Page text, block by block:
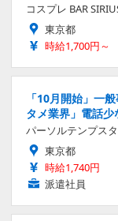
コスプレ BAR
東京都
時給1,700円～
「10月開始」一
タメ業界」電話
パーソルテンプス
東京都
時給1,740円
派遣社員